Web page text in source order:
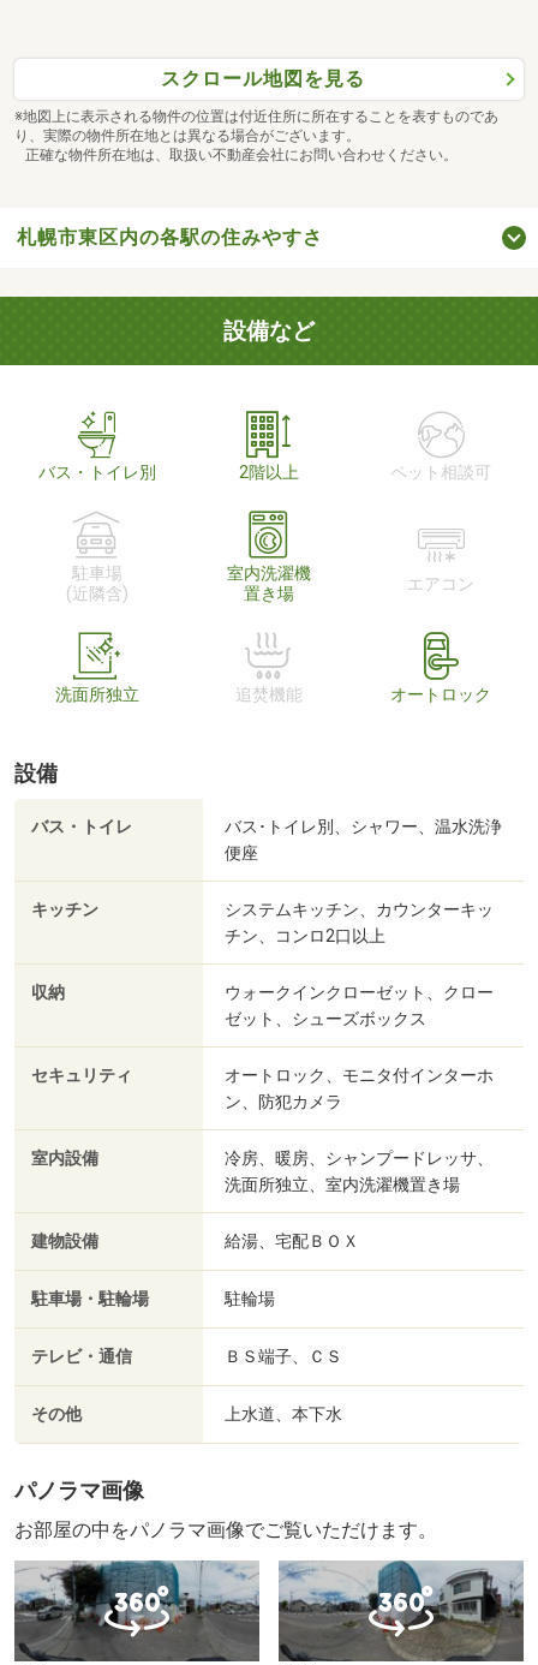
スクロール地図を見る
※地図上に表示される物件の位置は付近住所に所在することを表すものであ
り、実際の物件所在地とは異なる場合がございます。
正確な物件所在地は、取扱い不動産会社にお問い合わせください。
札幌市東区内の各駅の住みやすさ
設備など
バス・トイレ別 2階以上 ペット相談可
駐車場
(近隣含)
室内洗濯機
置き場
エアコン
洗面所独立 追焚機能 オートロック
設備
バス・トイレ
バス･トイレ別、シャワー、温水洗浄
便座
キッチン
システムキッチン、カウンターキッ
チン、コンロ2口以上
収納
ウォークインクローゼット、クロー
ゼット、シューズボックス
セキュリティ
オートロック、モニタ付インターホ
ン、防犯カメラ
室内設備
冷房、暖房、シャンプードレッサ、
洗面所独立、室内洗濯機置き場
建物設備 給湯、宅配ＢＯＸ
駐車場・駐輪場 駐輪場
テレビ・通信 ＢＳ端子、ＣＳ
その他 上水道、本下水
パノラマ画像
お部屋の中をパノラマ画像でご覧いただけます。